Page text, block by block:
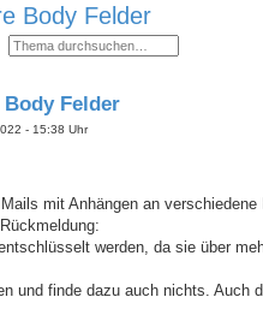
Body Felder
Erweiterte Suche
Felder
- 15:38 Uhr
mit Anhängen an verschiedene
werden, da sie über
und finde dazu auch nichts. Auch